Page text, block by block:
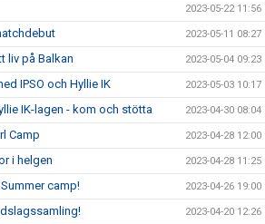
2023-05-22 11:56
2023-05-11 08:27
liv på Balkan 2023-05-04 09:23
IPSO och Hyllie IK 2023-05-03 10:17
IK-lagen - kom och stötta 2023-04-30 08:04
Camp 2023-04-28 12:00
i helgen 2023-04-28 11:25
camp! 2023-04-26 19:00
2023-04-20 12:26